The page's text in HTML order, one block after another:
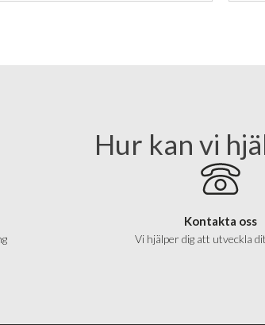
Hur kan vi
Kontakta oss
Vi hjälper dig att utveckla